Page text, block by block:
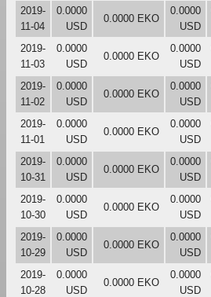
2019-
11-04
0.0000
USD
0.0000 EKO
0.0000
USD
2019-
11-03
0.0000
USD
0.0000 EKO
0.0000
USD
2019-
11-02
0.0000
USD
0.0000 EKO
0.0000
USD
2019-
11-01
0.0000
USD
0.0000 EKO
0.0000
USD
2019-
10-31
0.0000
USD
0.0000 EKO
0.0000
USD
2019-
10-30
0.0000
USD
0.0000 EKO
0.0000
USD
2019-
10-29
0.0000
USD
0.0000 EKO
0.0000
USD
2019-
10-28
0.0000
USD
0.0000 EKO
0.0000
USD